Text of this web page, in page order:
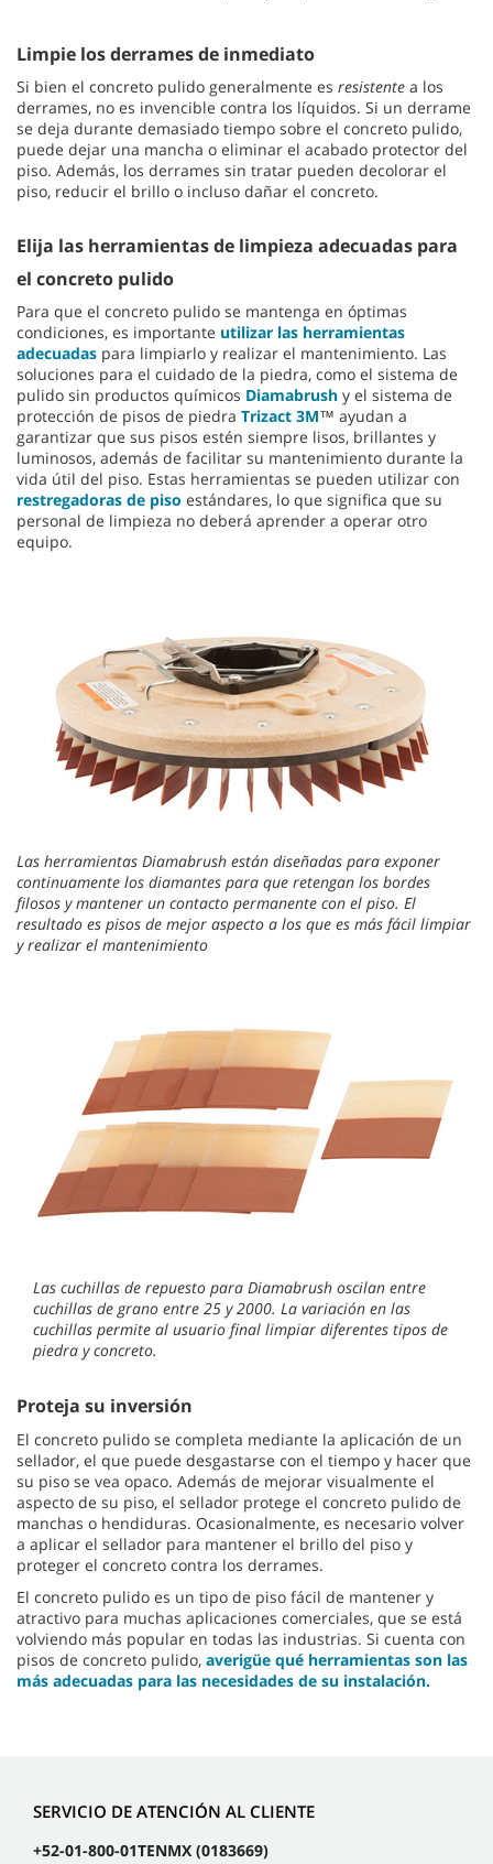
Limpie los derrames de inmediato
Si bien el concreto pulido generalmente es resistente a los
derrames, no es invencible contra los líquidos. Si un derrame
se deja durante demasiado tiempo sobre el concreto pulido,
puede dejar una mancha o eliminar el acabado protector del
piso. Además, los derrames sin tratar pueden decolorar el
piso, reducir el brillo o incluso dañar el concreto.
Elija las herramientas de limpieza adecuadas para
el concreto pulido
Para que el concreto pulido se mantenga en óptimas
condiciones, es importante utilizar las herramientas
adecuadas para limpiarlo y realizar el mantenimiento. Las
soluciones para el cuidado de la piedra, como el sistema de
pulido sin productos químicos Diamabrush y el sistema de
protección de pisos de piedra Trizact 3M™ ayudan a
garantizar que sus pisos estén siempre lisos, brillantes y
luminosos, además de facilitar su mantenimiento durante la
vida útil del piso. Estas herramientas se pueden utilizar con
restregadoras de piso estándares, lo que significa que su
personal de limpieza no deberá aprender a operar otro
equipo.
Las herramientas Diamabrush están diseñadas para exponer
continuamente los diamantes para que retengan los bordes
filosos y mantener un contacto permanente con el piso. El
resultado es pisos de mejor aspecto a los que es más fácil limpiar
y realizar el mantenimiento
Las cuchillas de repuesto para Diamabrush oscilan entre
cuchillas de grano entre 25 y 2000. La variación en las
cuchillas permite al usuario final limpiar diferentes tipos de
piedra y concreto.
Proteja su inversión
El concreto pulido se completa mediante la aplicación de un
sellador, el que puede desgastarse con el tiempo y hacer que
su piso se vea opaco. Además de mejorar visualmente el
aspecto de su piso, el sellador protege el concreto pulido de
manchas o hendiduras. Ocasionalmente, es necesario volver
a aplicar el sellador para mantener el brillo del piso y
proteger el concreto contra los derrames.
El concreto pulido es un tipo de piso fácil de mantener y
atractivo para muchas aplicaciones comerciales, que se está
volviendo más popular en todas las industrias. Si cuenta con
pisos de concreto pulido, averigüe qué herramientas son las
más adecuadas para las necesidades de su instalación.
SERVICIO DE ATENCIÓN AL CLIENTE
+52-01-800-01TENMX (0183669)